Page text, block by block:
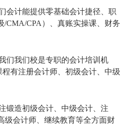
会计能提供零基础会计捷径、职
/CMA/CPA）、真账实操课、财务
们我们校是专职的会计培训机
有注册会计师、初级会计、中级
锻造初级会计、中级会计、注
级会计师、继续教育等全方面财